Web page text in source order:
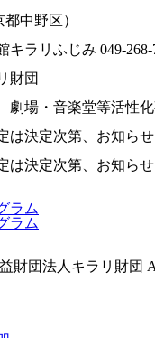
中野区）
キラリふじみ 049-268-
財団
場・音楽堂等活性
決定次第、お知らせ
決定次第、お知らせ
ラム
ラム
財団法人キラリ財団